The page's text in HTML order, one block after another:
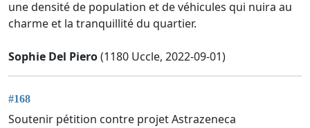
une densité de population et de véhicules qui nuira au
charme et la tranquillité du quartier.
Sophie Del Piero(1180 Uccle, 2022-09-01)
#168
Soutenir pétition contre projet Astrazeneca